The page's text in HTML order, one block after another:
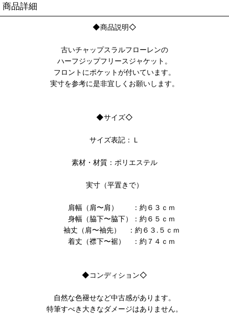
商品詳細
◆商品説明◇
古いチャップスラルフローレンの
ハーフジップフリースジャケット。
フロントにポケットが付いています。
実寸を参考に是非宜しくお願いします。
◆サイズ◇
サイズ表記：Ｌ
素材・材質：ポリエステル
実寸（平置きで）
肩幅（肩〜肩） ：約６３ｃｍ
身幅（脇下〜脇下）：約６５ｃｍ
袖丈（肩〜袖先） ：約６３.５ｃｍ
着丈（襟下〜裾） ：約７４ｃｍ
◆コンディション◇
自然な色褪せなど中古感があります。
特筆すべき大きなダメージはありません。